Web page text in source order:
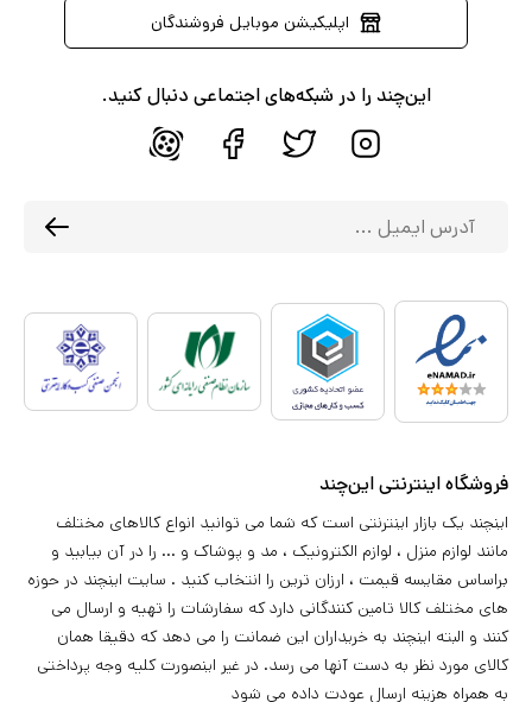
اپلیکیشن موبایل فروشندگان
این‌چند را در شبکه‌های اجتماعی دنبال کنید.
فروشگاه اینترنتی این‌چند
اینچند یک بازار اینترنتی است که شما می توانید انواع کالاهای مختلف
مانند لوازم منزل ، لوازم الکترونیک ، مد و پوشاک و ... را در آن بیابید و
براساس مقایسه قیمت ، ارزان ترین را انتخاب کنید . سایت اینچند در حوزه
های مختلف کالا تامین کنندگانی دارد که سفارشات را تهیه و ارسال می
کنند و البته اینچند به خریداران این ضمانت را می دهد که دقیقا همان
کالای مورد نظر به دست آنها می رسد. در غیر اینصورت کلیه وجه پرداختی
به همراه هزینه ارسال عودت داده می شود